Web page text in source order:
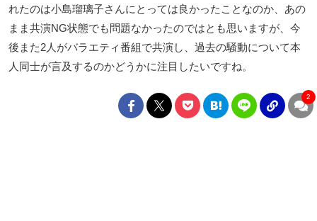
れたのは小島瑠璃子さんにとっては良かったことなのか、あの
まま共演NG状態でも問題なかったのではとも思いますが、今
後また2人がバラエティ番組で共演し、過去の騒動について本
人同士が言及するのかどうかに注目したいですね。
2